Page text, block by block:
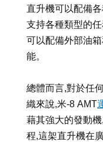
直升機可以配備
支持各種類型的
可以配備外部油
能。
總體而言,對於任
織來說,米-8 AMT
藉其強大的發動
程,這架直升機在